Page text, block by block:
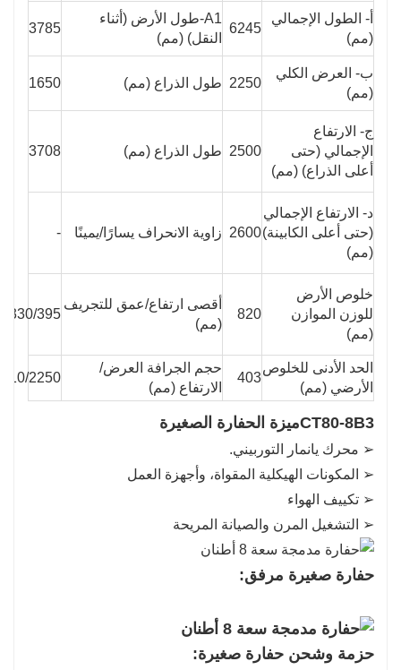
أ- الطول الإجمالي
(مم)
6245
A1-طول الأرض (أثناء
النقل) (مم)
3785
ب- العرض الكلي
(مم)
2250 طول الذراع (مم) 1650
ج- الارتفاع
الإجمالي (حتى
أعلى الذراع) (مم)
2500 طول الذراع (مم) 3708
د- الارتفاع الإجمالي
(حتى أعلى الكابينة)
(مم)
2600 زاوية الانحراف يسارًا/يمينًا -
خلوص الأرض
للوزن الموازن
(مم)
820
أقصى ارتفاع/عمق للتجريف
(مم)
330/395
الحد الأدنى للخلوص
الأرضي (مم)
403
حجم الجرافة العرض/
الارتفاع (مم)
410/2250
CT80-8B3ميزة الحفارة الصغيرة
➢ محرك يانمار التوربيني.
➢ المكونات الهيكلية المقواة، وأجهزة العمل
➢ تكييف الهواء
➢ التشغيل المرن والصيانة المريحة
حفارة صغيرة مرفق:
حزمة وشحن حفارة صغيرة: